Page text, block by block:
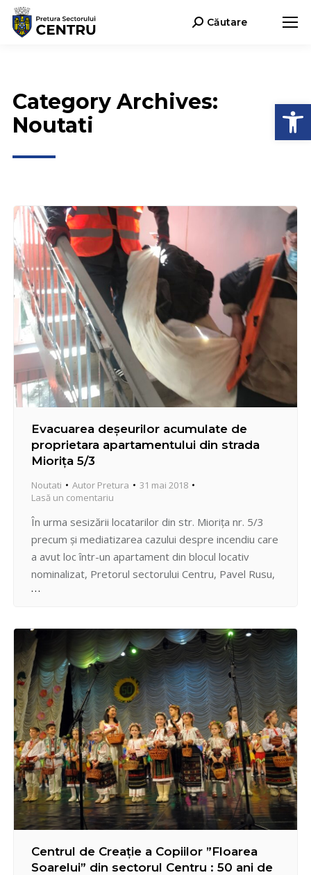
Search:Căutare
Category Archives:
Noutati
Evacuarea deșeurilor acumulate de
proprietara apartamentului din strada
Mioriţa 5/3
Noutati Autor Pretura
31 mai 2018
Lasă un comentariu
În urma sesizării locatarilor din str. Miorița nr. 5/3
precum și mediatizarea cazului despre incendiu care
a avut loc într-un apartament din blocul locativ
nominalizat, Pretorul sectorului Centru, Pavel Rusu,
cu colaboratorii Secţiei locativ-comunale s-au
creată. Întru lichidarea focarului depistat, la data de
31.05.2018, Pretura sectorului Centru…
Centrul de Creație a Copiilor ”Floarea
Soarelui” din sectorul Centru : 50 ani de